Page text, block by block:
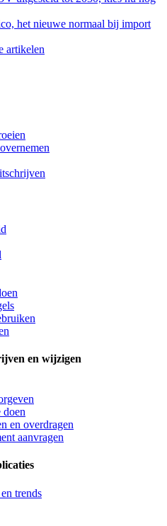
het nieuwe normaal bij import
artikelen
en wijzigen
en overdragen
aanvragen
trends